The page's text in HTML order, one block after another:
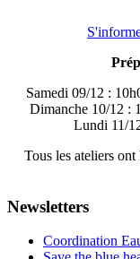
Samedi 09/12 :
Dimanche 10/12 :
Lundi 11/
Tous les ateliers
Newsletters
Coordination